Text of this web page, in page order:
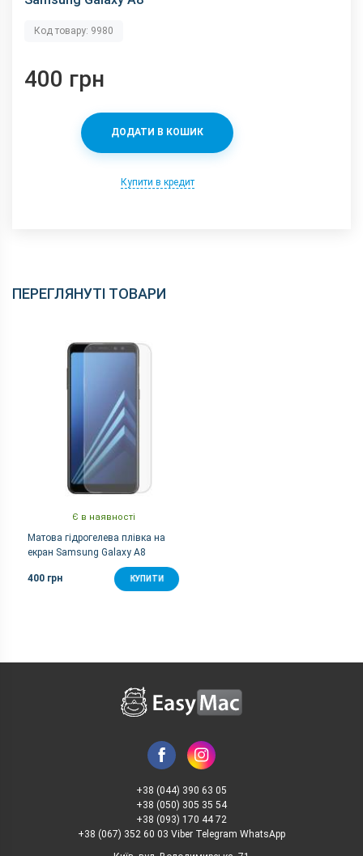
Код товару: 9980
400 грн
ДОДАТИ В КОШИК
Купити в кредит
ПЕРЕГЛЯНУТІ ТОВАРИ
Є в наявності
Матова гідрогелева плівка на
екран Samsung Galaxy A8
400 грн КУПИТИ
+38 (044) 390 63 05
+38 (050) 305 35 54
+38 (093) 170 44 72
+38 (067) 352 60 03 Viber Telegram WhatsApp